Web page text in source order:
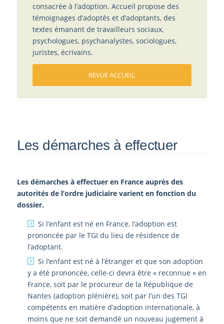
consacrée à l’adoption. Accueil propose des
témoignages d’adoptés et d’adoptants, des
textes émanant de travailleurs sociaux,
psychologues, psychanalystes, sociologues,
juristes, écrivains.
REVUE ACCUEIL
Les démarches à effectuer
Les démarches à effectuer en France auprès des
autorités de l’ordre judiciaire varient en fonction du
dossier.
Si l’enfant est né en France, l’adoption est
prononcée par le TGI du lieu de résidence de
l’adoptant.
Si l’enfant est né à l’étranger et que son adoption
y a été prononcée, celle-ci devra être « reconnue » en
France, soit par le procureur de la République de
Nantes (adoption plénière), soit par l’un des TGI
compétents en matière d’adoption internationale, à
moins que ne soit demandé un nouveau jugement à